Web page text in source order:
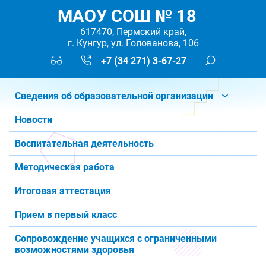
МАОУ СОШ № 18
617470, Пермский край,
г. Кунгур, ул. Голованова, 106
+7 (34 271) 3-67-27
Сведения об образовательной организации
Новости
Воспитательная деятельность
Методическая работа
Итоговая аттестация
Прием в первый класс
Сопровождение учащихся с ограниченными
возможностями здоровья